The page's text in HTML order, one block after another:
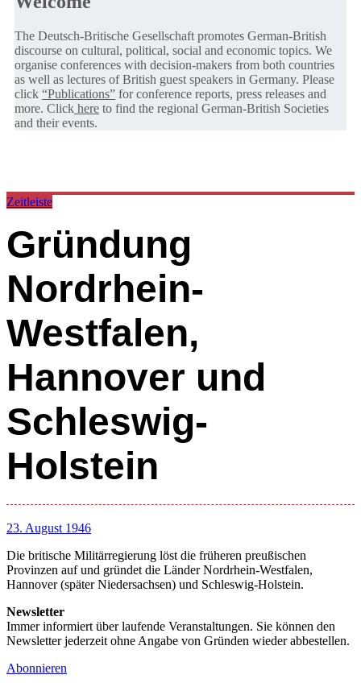
The Deutsch-Britische Gesellschaft promotes German-British
discourse on cultural, political, social and economic topics. We
organise conferences with decision-makers from both countries
as well as lectures of British guest speakers in Germany. Please
click “Publications” for conference reports, press releases and
more. Click here to find the regional German-British Societies
and their events.
Zeitleiste
Gründung
Nordrhein-
Westfalen,
Hannover und
Schleswig-
Holstein
23. August 1946
Die britische Militärregierung löst die früheren preußischen
Provinzen auf und gründet die Länder Nordrhein-Westfalen,
Hannover (später Niedersachsen) und Schleswig-Holstein.
Newsletter
Immer informiert über laufende Veranstaltungen. Sie können den
Newsletter jederzeit ohne Angabe von Gründen wieder abbestellen.
Abonnieren